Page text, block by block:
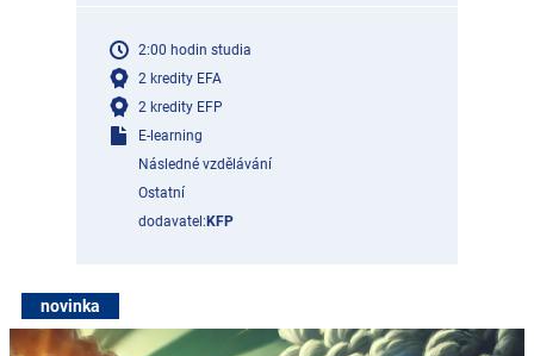
novinka
2:00 hodin studia
2 kredity EFA
2 kredity EFP
E-learning
Následné vzdělávání
Ostatní
dodavatel: KFP